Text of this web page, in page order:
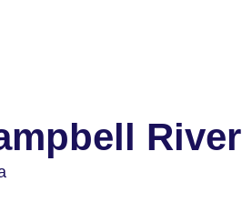
River